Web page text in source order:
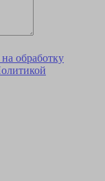
на обработку